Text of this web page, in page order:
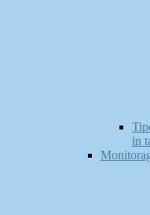
in